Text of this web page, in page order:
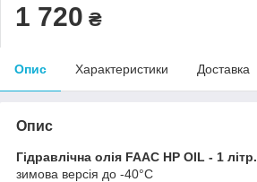
1 720 ₴
Опис Характеристики Доставка
Опис
Гідравлічна олія FAAC HP OIL - 1 літр.
зимова версія до -40°С